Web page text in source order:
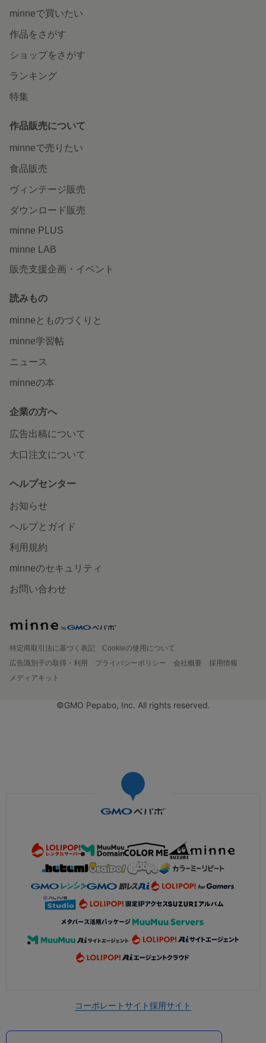
minneで買いたい
作品をさがす
ショップをさがす
ランキング
特集
作品販売について
minneで売りたい
食品販売
ヴィンテージ販売
ダウンロード販売
minne PLUS
minne LAB
販売支援企画・イベント
読みもの
minneとものづくりと
minne学習帖
ニュース
minneの本
企業の方へ
広告出稿について
大口注文について
ヘルプセンター
お知らせ
ヘルプとガイド
利用規約
minneのセキュリティ
お問い合わせ
特定商取引法に基づく表記
Cookieの使用について
広告識別子の取得・利用
プライバシーポリシー 会社概要
採用情報
メディアキット
©GMO Pepabo, Inc. All rights reserved.
コーポレートサイト採用サイト